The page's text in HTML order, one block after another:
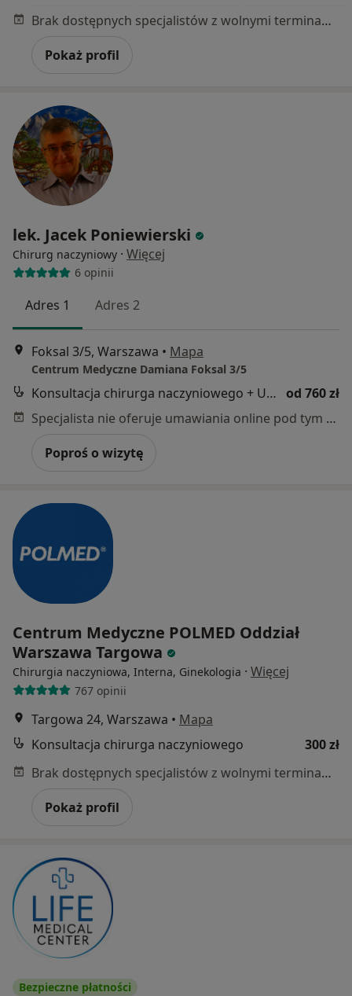
Brak dostępnych specjalistów z wolnymi terminami w tym centrum medycznym.
Pokaż profil
lek. Jacek Poniewierski
Chirurg naczyniowy · Więcej
6 opinii
Adres 1 Adres 2
Foksal 3/5, Warszawa • Mapa
Centrum Medyczne Damiana Foksal 3/5
Konsultacja chirurga naczyniowego + USG Doppler od 760 zł
Specjalista nie oferuje umawiania online pod tym adresem.
Poproś o wizytę
Centrum Medyczne POLMED Oddział
Warszawa Targowa
Chirurgia naczyniowa, Interna, Ginekologia · Więcej
767 opinii
Targowa 24, Warszawa • Mapa
Konsultacja chirurga naczyniowego
300 zł
Brak dostępnych specjalistów z wolnymi terminami w tym centrum medycznym.
Pokaż profil
Bezpieczne płatności